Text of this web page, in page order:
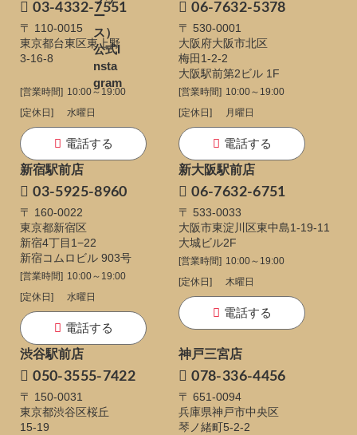
03-4332-7551
〒 110-0015
東京都台東区東上野
3-16-8
[営業時間] 10:00～19:00
[定休日]
水曜日
電話する
06-7632-5378
〒 530-0001
大阪府大阪市北区
梅田1-2-2
大阪駅前第2ビル 1F
[営業時間] 10:00～19:00
[定休日]
月曜日
電話する
新宿駅前店
03-5925-8960
〒 160-0022
東京都新宿区
新宿4丁目1−22
新宿コムロビル 903号
[営業時間] 10:00～19:00
[定休日]
水曜日
電話する
新大阪駅前店
06-7632-6751
〒 533-0033
大阪市東淀川区東中島1-19-11
大城ビル2F
[営業時間] 10:00～19:00
[定休日]
木曜日
電話する
渋谷駅前店
050-3555-7422
〒 150-0031
東京都渋谷区桜丘
15-19
神戸三宮店
078-336-4456
〒 651-0094
兵庫県神戸市中央区
琴ノ緒町5-2-2